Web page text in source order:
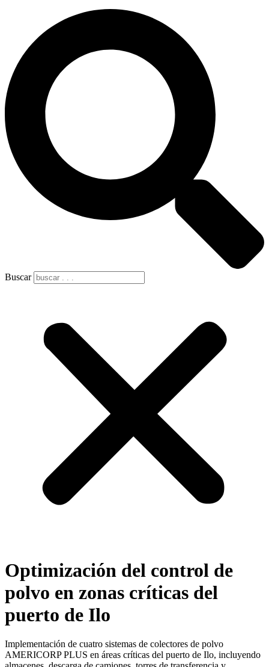
Buscar
Optimización del control de
polvo en zonas críticas del
puerto de Ilo
Implementación de cuatro sistemas de colectores de polvo
AMERICORP PLUS en áreas críticas del puerto de Ilo, incluyendo